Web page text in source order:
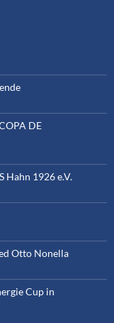
DE
Hahn 1926 e.V.
Otto Nonella
Cup in